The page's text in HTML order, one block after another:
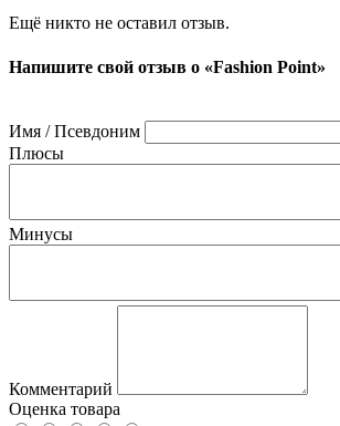
Ещё никто не оставил отзыв.
Напишите свой отзыв о «Fashion Point»
Имя / Псевдоним
Плюсы
Минусы
Комментарий
Оценка товара